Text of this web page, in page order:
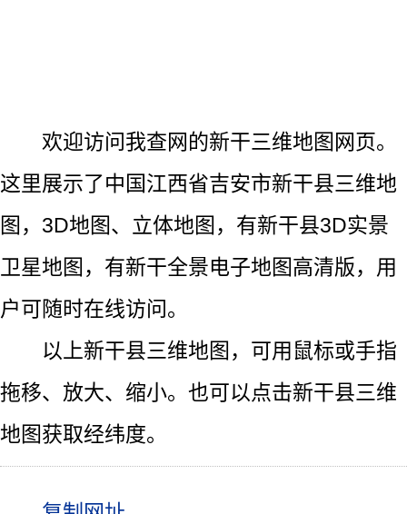
欢迎访问我查网的新干三维地图网页。
这里展示了中国江西省吉安市新干县三维地
图，3D地图、立体地图，有新干县3D实景
卫星地图，有新干全景电子地图高清版，用
户可随时在线访问。
以上新干县三维地图，可用鼠标或手指
拖移、放大、缩小。也可以点击新干县三维
地图获取经纬度。